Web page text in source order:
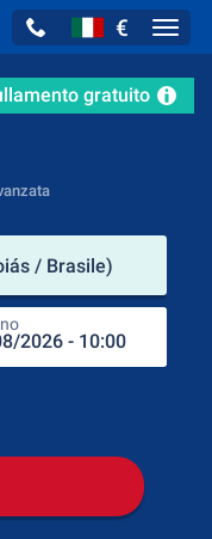
€
gratuito
/ Brasile)